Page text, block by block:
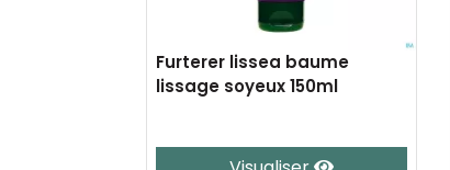
Furterer lissea baume
lissage soyeux 150ml